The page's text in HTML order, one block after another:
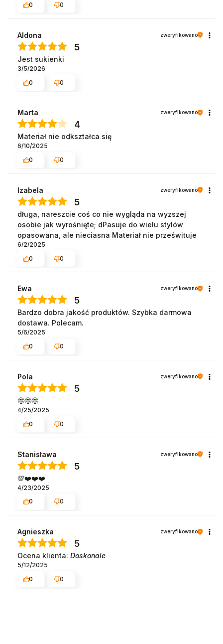
0 0
Aldona zweryfikowano
5
Jest sukienki
3/5/2026
0
0
Marta zweryfikowano
4
Materiał nie odkształca się
6/10/2025
0
0
Izabela zweryfikowano
5
długa, nareszcie coś co nie wygląda na wyzszej
osobie jak wyrośnięte; dPasuje do wielu stylów
opasowana, ale nieciasna Materiał nie prześwituje
6/2/2025
0
0
Ewa zweryfikowano
5
Bardzo dobra jakość produktów. Szybka darmowa
dostawa. Polecam.
5/6/2025
0
0
Pola zweryfikowano
5
🤩🤩🤩
4/25/2025
0
0
Stanisława zweryfikowano
5
💯❤️❤️❤️️
4/23/2025
0
0
Agnieszka zweryfikowano
5
Ocena klienta: Doskonale
5/12/2025
0
0